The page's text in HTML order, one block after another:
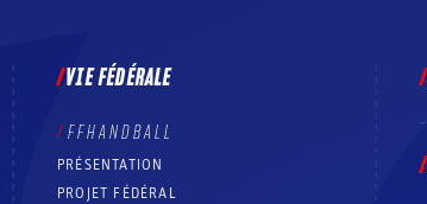
VIE FÉDÉRALE
FFHANDBALL
PRÉSENTATION
PROJET FÉDÉRAL